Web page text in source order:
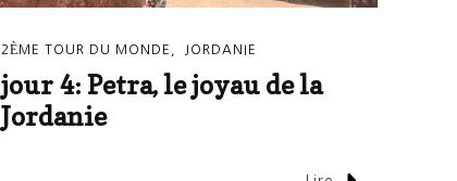
2ÈME TOUR DU MONDE JORDANIE
jour 4: Petra, le joyau de la
Jordanie